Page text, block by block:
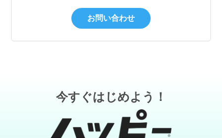
お問い合わせ
今すぐはじめよう！